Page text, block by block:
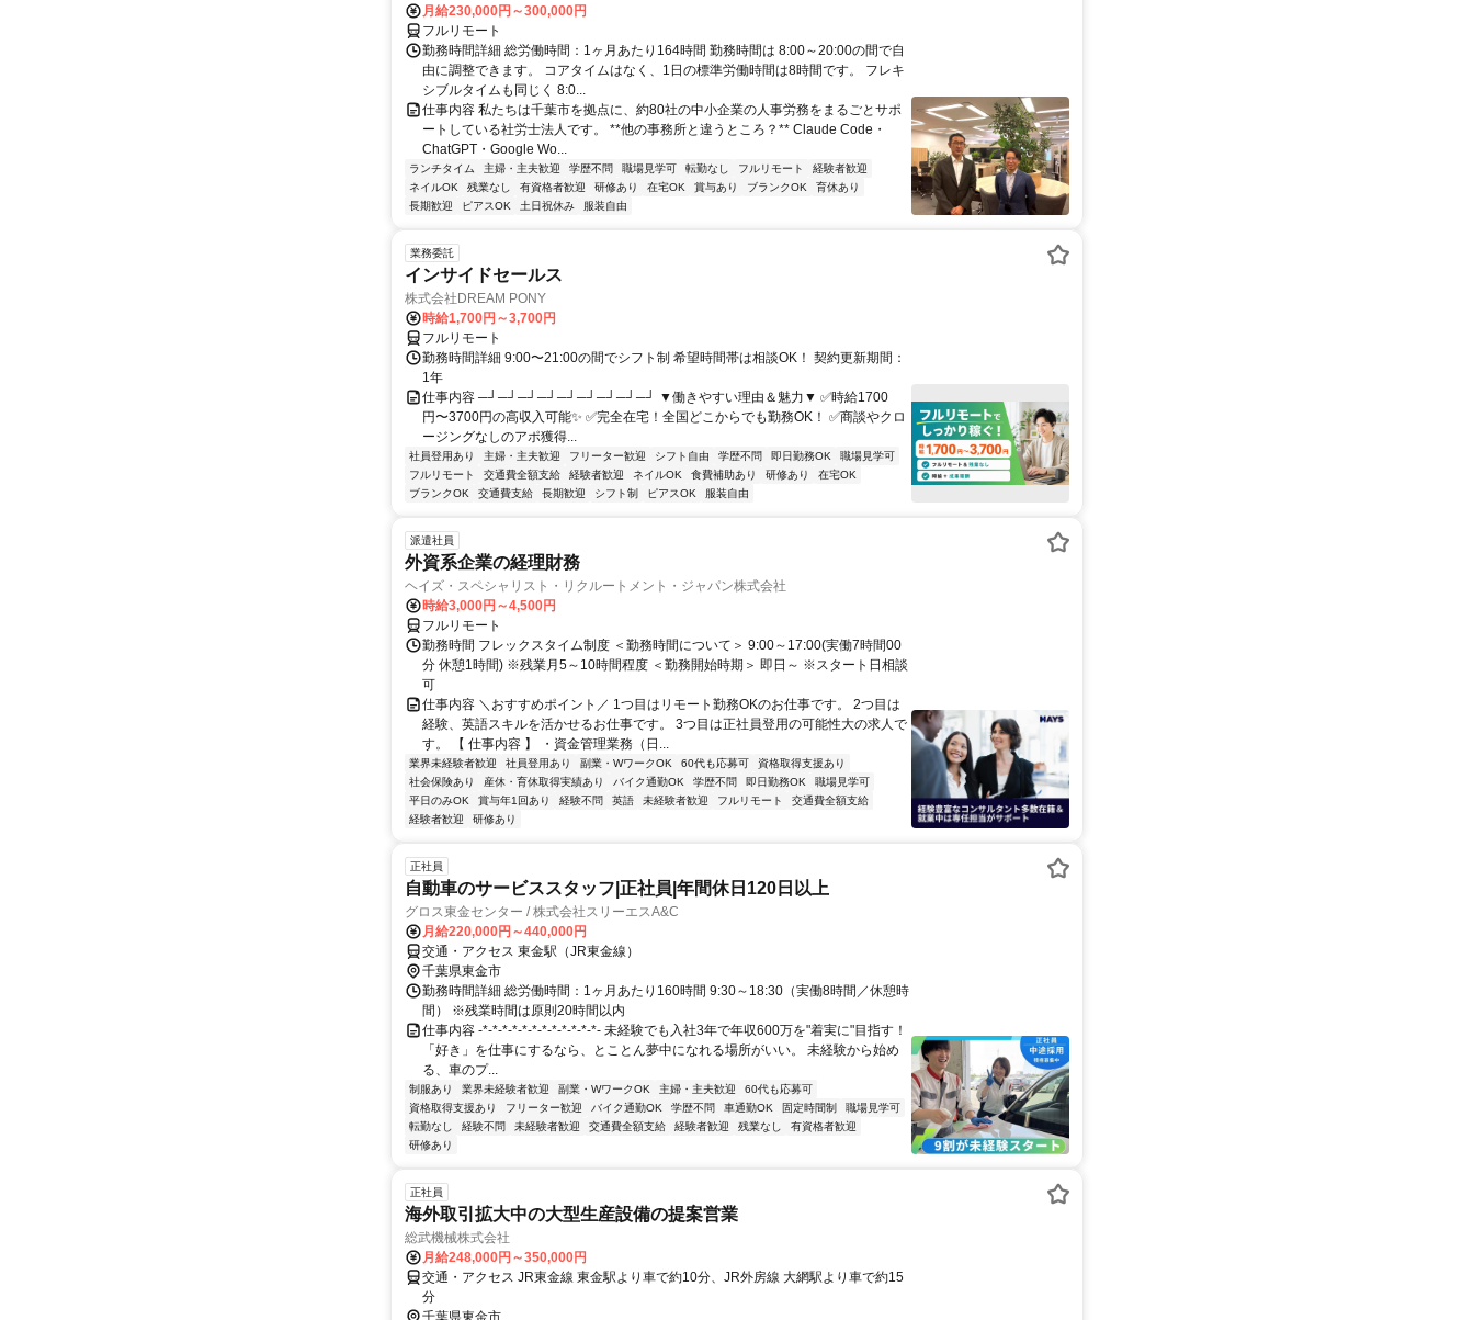
月給230,000円～300,000円
フルリモート
勤務時間詳細 総労働時間：1ヶ月あたり164時間 勤務時間は 8:00～20:00の間で自
由に調整できます。 コアタイムはなく、1日の標準労働時間は8時間です。 フレキ
シブルタイムも同じく 8:0...
仕事内容 私たちは千葉市を拠点に、約80社の中小企業の人事労務をまるごとサポ
ートしている社労士法人です。 **他の事務所と違うところ？** Claude Code・
ChatGPT・Google Wo...
ランチタイム 主婦・主夫歓迎 学歴不問 職場見学可 転勤なし フルリモート
経験者歓迎
ネイルOK
残業なし 有資格者歓迎 研修あり 在宅OK 賞与あり ブランクOK
育休あり
長期歓迎
ピアスOK 土日祝休み 服装自由
業務委託
インサイドセールス
株式会社DREAM PONY
時給1,700円～3,700円
フルリモート
勤務時間詳細 9:00〜21:00の間でシフト制 希望時間帯は相談OK！ 契約更新期間：
1年
仕事内容 ─┘─┘─┘─┘─┘─┘─┘─┘─┘ ▼働きやすい理由＆魅力▼ ✅時給1700
円〜3700円の高収入可能✨ ✅完全在宅！全国どこからでも勤務OK！ ✅商談やクロ
ージングなしのアポ獲得...
社員登用あり 主婦・主夫歓迎 フリーター歓迎 シフト自由 学歴不問 即日勤務OK
職場見学可
フルリモート
交通費全額支給 経験者歓迎 ネイルOK 食費補助あり 研修あり
在宅OK
ブランクOK
交通費支給 長期歓迎 シフト制 ピアスOK 服装自由
派遣社員
外資系企業の経理財務
ヘイズ・スペシャリスト・リクルートメント・ジャパン株式会社
時給3,000円～4,500円
フルリモート
勤務時間 フレックスタイム制度 ＜勤務時間について＞ 9:00～17:00(実働7時間00
分 休憩1時間) ※残業月5～10時間程度 ＜勤務開始時期＞ 即日～ ※スタート日相談
可
仕事内容 ＼おすすめポイント／ 1つ目はリモート勤務OKのお仕事です。 2つ目は
経験、英語スキルを活かせるお仕事です。 3つ目は正社員登用の可能性大の求人で
す。 【 仕事内容 】 ・資金管理業務（日...
業界未経験者歓迎 社員登用あり 副業・WワークOK 60代も応募可
資格取得支援あり
社会保険あり
産休・育休取得実績あり バイク通勤OK 学歴不問 即日勤務OK
職場見学可
平日のみOK
賞与年1回あり 経験不問 英語 未経験者歓迎 フルリモート
交通費全額支給
経験者歓迎
研修あり
正社員
自動車のサービススタッフ|正社員|年間休日120日以上
グロス東金センター / 株式会社スリーエスA&C
月給220,000円～440,000円
交通・アクセス 東金駅（JR東金線）
千葉県東金市
勤務時間詳細 総労働時間：1ヶ月あたり160時間 9:30～18:30（実働8時間／休憩時
間） ※残業時間は原則20時間以内
仕事内容 -*-*-*-*-*-*-*-*-*-*-*-*- 未経験でも入社3年で年収600万を"着実に"目指す！
「好き」を仕事にするなら、とことん夢中になれる場所がいい。 未経験から始め
る、車のプ...
制服あり 業界未経験者歓迎 副業・WワークOK 主婦・主夫歓迎
60代も応募可
資格取得支援あり
フリーター歓迎 バイク通勤OK 学歴不問 車通勤OK 固定時間制
職場見学可
転勤なし
経験不問 未経験者歓迎 交通費全額支給 経験者歓迎 残業なし
有資格者歓迎
研修あり
正社員
海外取引拡大中の大型生産設備の提案営業
総武機械株式会社
月給248,000円～350,000円
交通・アクセス JR東金線 東金駅より車で約10分、JR外房線 大網駅より車で約15
分
千葉県東金市